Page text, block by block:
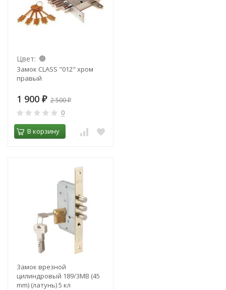
Цвет:
Замок CLASS "012" хром
правый
1 900 ₽ 2 500₽
0
В корзину
Замок врезной
цилиндровый 189/3MB (45
mm) (латунь) 5 кл